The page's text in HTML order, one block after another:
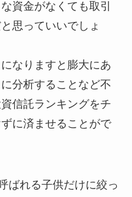
資金がなくても取引
思っていいでしょ
なりますと膨大にあ
分析することなど不
信託ランキングをチ
に済ませることがで
ばれる子供だけに絞っ